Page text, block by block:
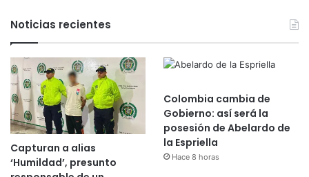
Noticias recientes
Capturan a alias
‘Humildad’, presunto
Colombia cambia de
Gobierno: así será la
posesión de Abelardo de
la Espriella
Hace 8 horas